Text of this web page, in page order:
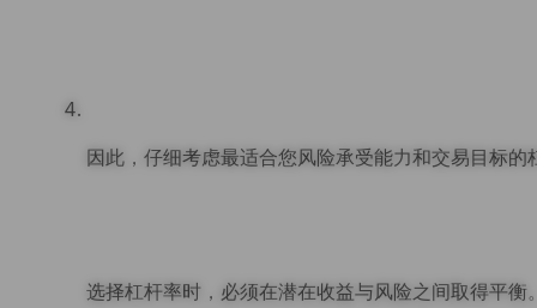
因此，仔细考虑最适合您风险承受能力和交易目标的
选择杠杆率时，必须在潜在收益与风险之间取得平